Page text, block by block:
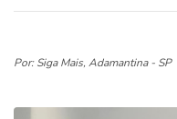
Por: Siga Mais, Adamantina - SP